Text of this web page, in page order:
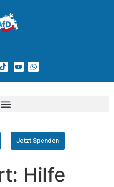
Jetzt Spenden
Hilfe